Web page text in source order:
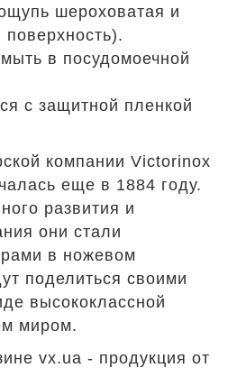
шероховатая и
в посудомоечной
с защитной пленкой
компании Victorinox
еще в 1884 году.
развития и
они стали
в ножевом
поделиться своими
высококлассной
миром.
vx.ua - продукция от